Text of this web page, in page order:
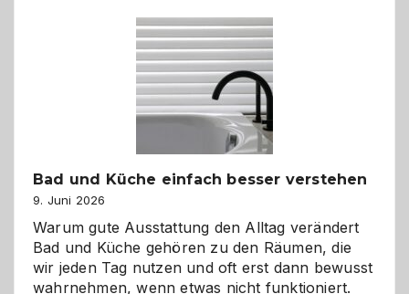
Bad und Küche einfach besser verstehen
9. Juni 2026
Warum gute Ausstattung den Alltag verändert
Bad und Küche gehören zu den Räumen, die
wir jeden Tag nutzen und oft erst dann bewusst
wahrnehmen, wenn etwas nicht funktioniert.